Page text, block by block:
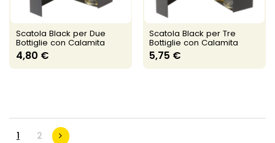
Scatola Black per Due
Bottiglie con Calamita
4,80 €
Scatola Black per Tre
Bottiglie con Calamita
5,75 €
1 2